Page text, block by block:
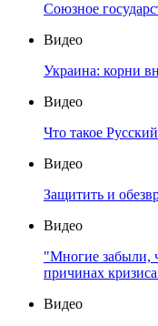
Союзное
Видео
Украина: корни
Видео
Что такое
Видео
Защитить и
Видео
"Многие забыли,
причинах
Видео